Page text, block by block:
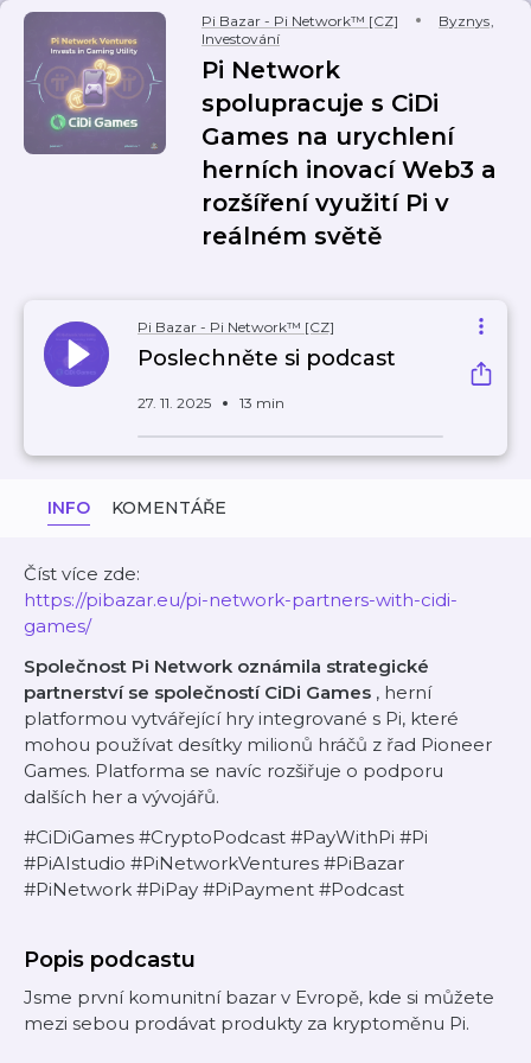
Pi Bazar - Pi Network™ [CZ] Byznys,
Investování
Pi Network
spolupracuje s CiDi
Games na urychlení
herních inovací Web3 a
rozšíření využití Pi v
reálném světě
Pi Bazar - Pi Network™ [CZ]
Poslechněte si podcast
27. 11. 2025 13 min
INFO KOMENTÁŘE
Číst více zde:
https://pibazar.eu/pi-network-partners-with-cidi-
games/
Společnost Pi Network oznámila strategické
partnerství se společností CiDi Games , herní
platformou vytvářející hry integrované s Pi, které
mohou používat desítky milionů hráčů z řad Pioneer
Games. Platforma se navíc rozšiřuje o podporu
dalších her a vývojářů.
#CiDiGames #CryptoPodcast #PayWithPi #Pi
#PiAIstudio #PiNetworkVentures #PiBazar
#PiNetwork #PiPay #PiPayment #Podcast
Popis podcastu
Jsme první komunitní bazar v Evropě, kde si můžete
mezi sebou prodávat produkty za kryptoměnu Pi.